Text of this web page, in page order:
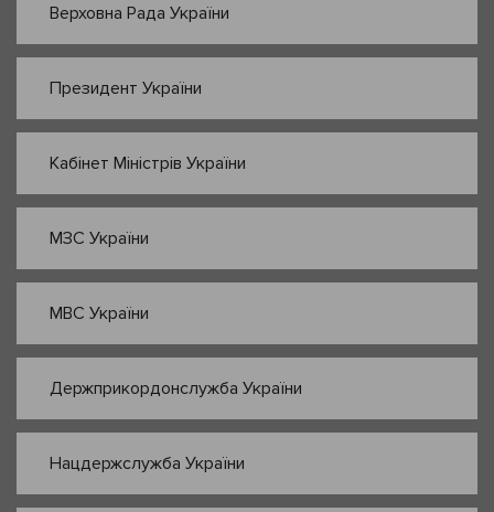
Верховна Рада України
Президент України
Кабінет Міністрів України
МЗС України
МВС України
Держприкордонслужба України
Нацдержслужба України